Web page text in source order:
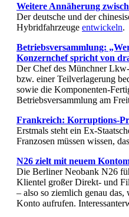
Weitere Annäherung
Der deutsche und der
Hybridfahrzeuge entwickeln.
Betriebsversammlung:
Konzernchef spricht von
Der Chef des Münchner
bzw. einer Teilverlagerung
sowie die Komponenten-
Betriebsversammlung am
Frankreich: Korruptions-
Erstmals steht ein Ex-
Franzosen müssen wissen,
N26 zielt mit neuem
Die Berliner Neobank N26
Klientel großer Direkt- und
– also so ziemlich genau das,
Konto aufrufen.